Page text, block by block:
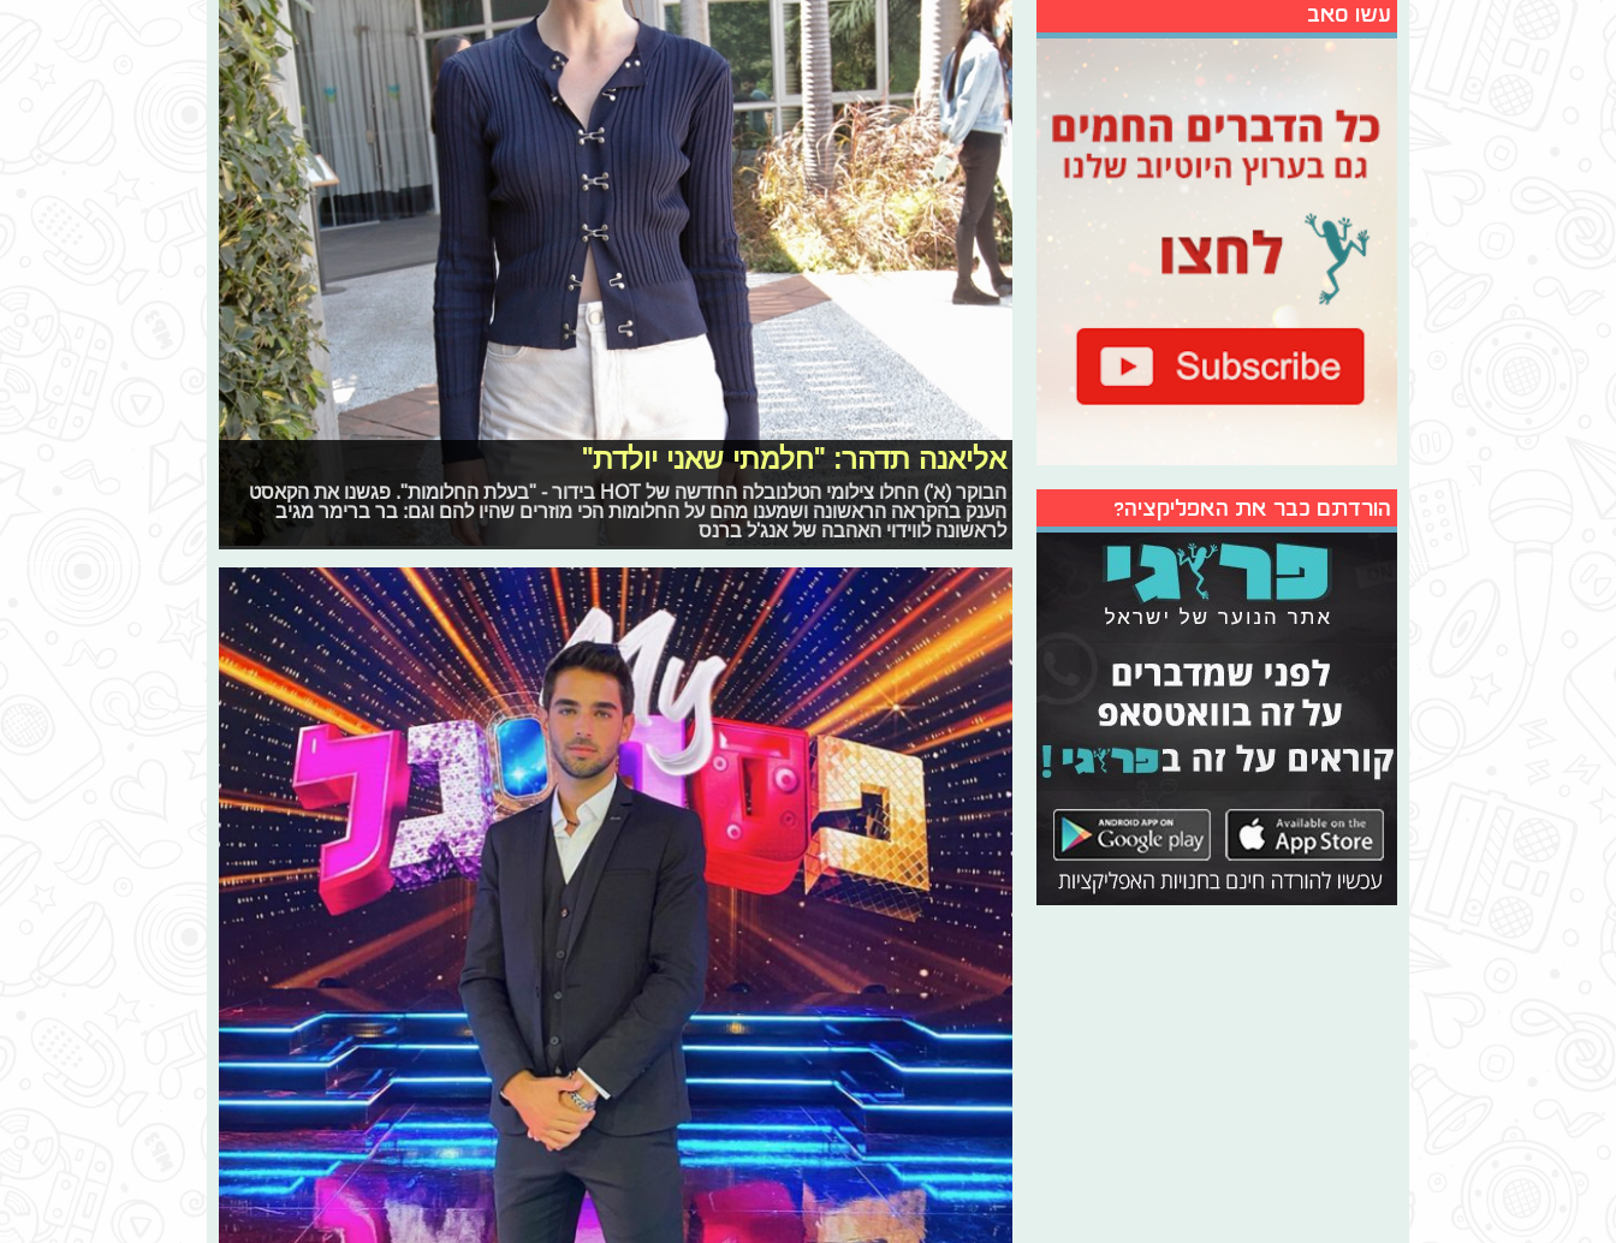
אליאנה תדהר: "חלמתי שאני יולדת"
הבוקר (א') החלו צילומי הטלנובלה החדשה של HOT בידור - "בעלת החלומות". פגשנו את הקאסט
הענק בהקראה הראשונה ושמענו מהם על החלומות הכי מוזרים שהיו להם וגם: בר ברימר מגיב
לראשונה לווידוי האהבה של אנג'ל ברנס
עשו סאב
הורדתם כבר את האפליקציה?